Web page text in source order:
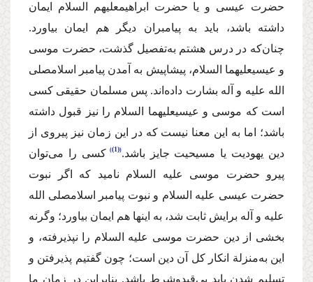
حضرت عیسی و یا حضرت ابراهیمعلیهم السلام ایمان
داشته باشد، باید به پیامبران دیگر هم ایمان بیاورد.
چنان‌كه در درس هشتم به‌تفصیل گذشت، حضرت موسی
و عیسیعلیهما السلام، پیشاپیش به آمدن پیامبر اسلامصلی
الله علیه و آله بشارت داده‌اند. پس مسلمان حقیقی كسی
است كه موسی و عیسیعلیهما السلام را نیز قبول داشته
باشد؛ اما به این معنا نیست كه در این زمان نیز پیروی از
دین یهودیت یا مسیحیت جایز باشد. (1)
كسی را می‌توان
پیرو حضرت موسی علیه السلام نامید كه اگر نبوت
حضرت عیسی علیه السلام و نبوت پیامبر اسلامصلی الله
علیه و آله برایش ثابت شد، به اینها هم ایمان بیاورد؛ وگرنه
بخشی از دین حضرت موسی علیه السلام را نپذیرفته، و
این به‌منزلة انكار كل آن دین است؛ چون گفتیم پذیرفتن و
تسلیم شدن باید بی‌قیدوشرط باشد. بنابراین در زمان ما